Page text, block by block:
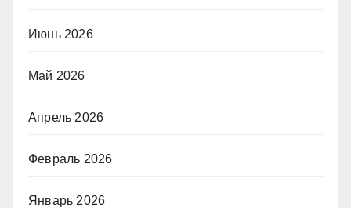
Июнь 2026
Май 2026
Апрель 2026
Февраль 2026
Январь 2026